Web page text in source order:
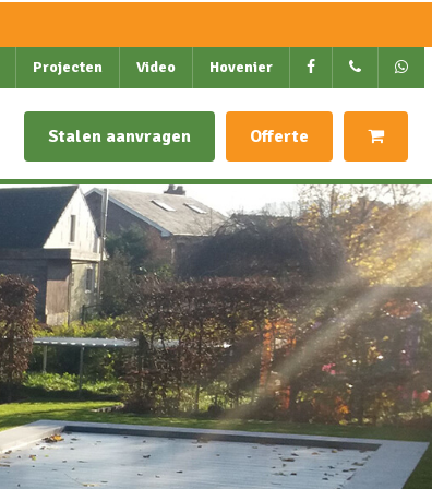
Projecten Video Hovenier
Stalen aanvragen Offerte